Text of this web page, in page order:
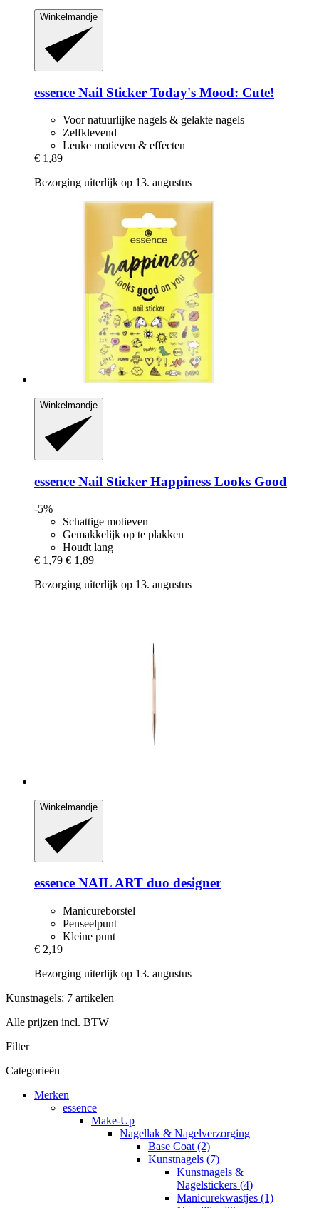
Winkelmandje
essence Nail Sticker Today's Mood: Cute!
Voor natuurlijke nagels & gelakte nagels
Zelfklevend
Leuke motieven & effecten
€ 1,89
Bezorging uiterlijk op 13. augustus
Winkelmandje
essence Nail Sticker Happiness Looks Good
-5%
Schattige motieven
Gemakkelijk op te plakken
Houdt lang
€ 1,79 € 1,89
Bezorging uiterlijk op 13. augustus
Winkelmandje
essence NAIL ART duo designer
Manicureborstel
Penseelpunt
Kleine punt
€ 2,19
Bezorging uiterlijk op 13. augustus
Kunstnagels: 7 artikelen
Alle prijzen incl. BTW
Filter
Categorieën
Merken
essence
Make-Up
Nagellak & Nagelverzorging
Base Coat (2)
Kunstnagels (7)
Kunstnagels &
Nagelstickers (4)
Manicurekwastjes (1)